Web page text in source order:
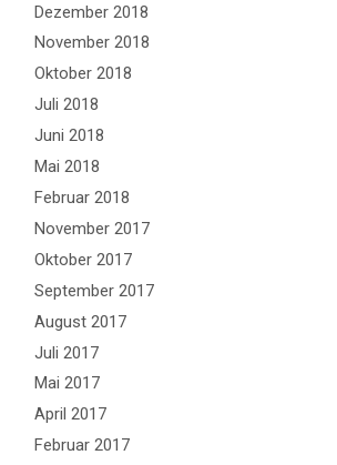
Dezember 2018
November 2018
Oktober 2018
Juli 2018
Juni 2018
Mai 2018
Februar 2018
November 2017
Oktober 2017
September 2017
August 2017
Juli 2017
Mai 2017
April 2017
Februar 2017